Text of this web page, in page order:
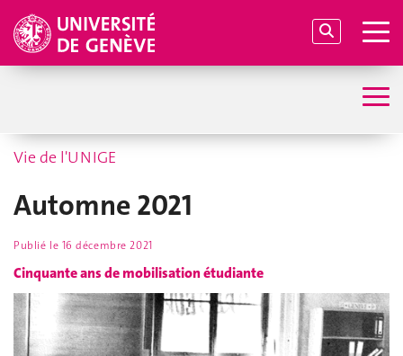
Vie de l'UNIGE
Automne 2021
Publié le 16 décembre 2021
Cinquante ans de mobilisation étudiante